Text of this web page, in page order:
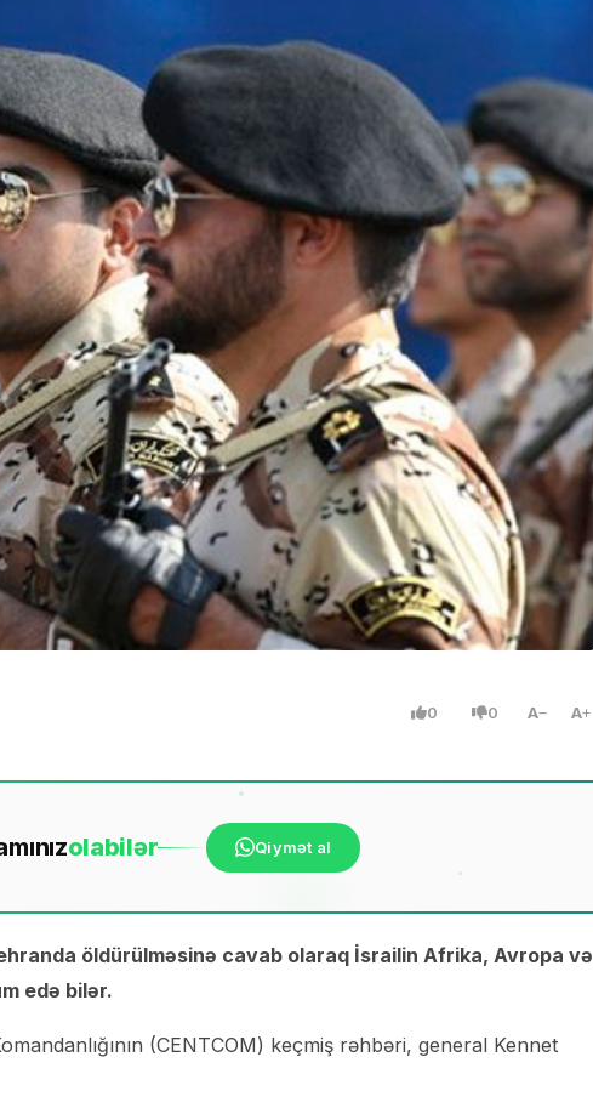
0 0 A A
olabilər Qiymət al
öldürülməsinə cavab olaraq İsrailin Afrika, Avropa və
edə bilər.
(CENTCOM) keçmiş rəhbəri, general Kennet